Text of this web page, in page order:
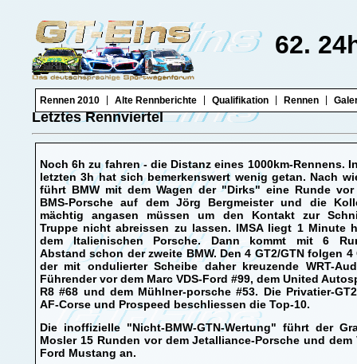
62.
Rennen 2010 Alte Rennberichte Qualifikation Rennen
Letztes Rennviertel
Noch 6h zu fahren - die Distanz eines 1000km-Rennens.
letzten 3h hat sich bemerkenswert wenig getan. Nach
führt BMW mit dem Wagen der "Dirks" eine Runde vor
BMS-Porsche auf dem Jörg Bergmeister und die
mächtig angasen müssen um den Kontakt zur
Truppe nicht abreissen zu lassen. IMSA liegt 1 Minute
dem Italienischen Porsche. Dann kommt mit 6
Abstand schon der zweite BMW. Den 4 GT2/GTN folgen 4
der mit ondulierter Scheibe daher kreuzende WRT-
Führender vor dem Marc VDS-Ford #99, dem United
R8 #68 und dem Mühlner-porsche #53. Die Privatier-
AF-Corse und Prospeed beschliessen die Top-10.
Die inoffizielle "Nicht-BMW-GTN-Wertung" führt der
Mosler 15 Runden vor dem Jetalliance-Porsche und dem
Ford Mustang an.